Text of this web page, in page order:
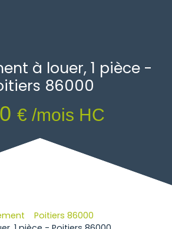
à louer, 1 pièce -
86000
€ /mois HC
Poitiers 86000